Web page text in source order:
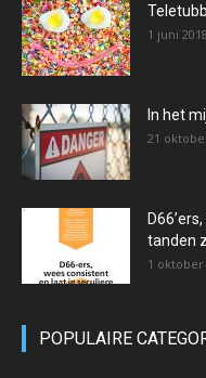
1 juni 2018
In het
21
tanden
1 oktober
POPULAIRE